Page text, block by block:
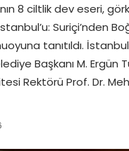
8 ciltlik dev eseri,
Suriçi’nden
tanıtıldı.
Başkanı M. Ergün
Rektörü Prof. Dr.